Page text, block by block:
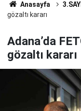
Anasayfa
gözaltı kararı
Adana’da
gözaltı kararı